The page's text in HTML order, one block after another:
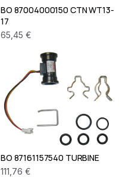
BO 87004000150 CTN WT13-
17
65,45 €
BO 87161157540 TURBINE
111,76 €